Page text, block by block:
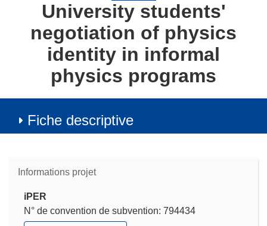
University students'
negotiation of physics
identity in informal
physics programs
Fiche descriptive
Informations projet
iPER
N° de convention de subvention: 794434